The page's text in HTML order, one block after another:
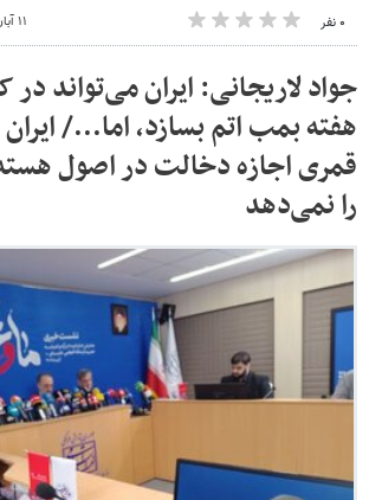
۰ نفر ۱۱ آبان ۱۴۰۴ - ۱۲:۰۱
جواد لاریجانی: ایران می‌تواند در
هفته بمب اتم بسازد، اما.../
قمری اجازه دخالت در اصول
را نمی‌دهد